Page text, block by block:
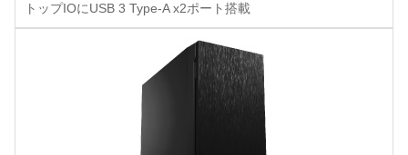
トップIOにUSB 3 Type-A x2ポート搭載